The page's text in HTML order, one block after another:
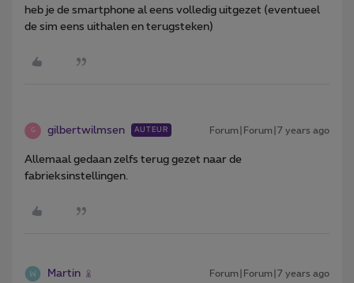
heb je de smartphone al eens volledig uitgezet (eventueel
de sim eens uithalen en terugsteken)
G gilbertwilmsen AUTEUR Forum|Forum|7 years ago
Allemaal gedaan zelfs terug gezet naar de
fabrieksinstellingen.
Martin Forum|Forum|7 years ago